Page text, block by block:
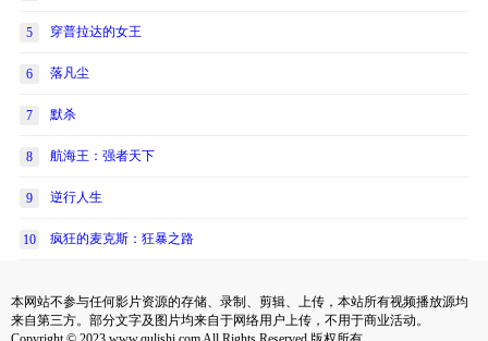
5 穿普拉达的女王
6 落凡尘
7 默杀
8 航海王：强者天下
9 逆行人生
10 疯狂的麦克斯：狂暴之路
本网站不参与任何影片资源的存储、录制、剪辑、上传，本站所有视频播放源均
来自第三方。部分文字及图片均来自于网络用户上传，不用于商业活动。